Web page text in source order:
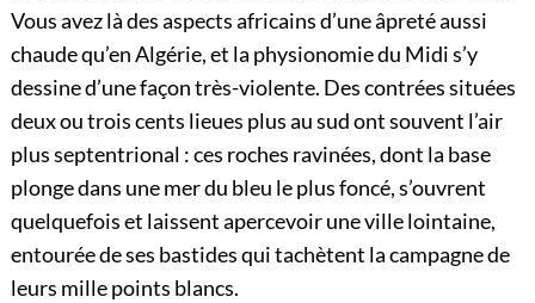
Vous avez là des aspects africains d’une âpreté aussi
chaude qu’en Algérie, et la physionomie du Midi s’y
dessine d’une façon très-violente. Des contrées situées
deux ou trois cents lieues plus au sud ont souvent l’air
plus septentrional : ces roches ravinées, dont la base
plonge dans une mer du bleu le plus foncé, s’ouvrent
quelquefois et laissent apercevoir une ville lointaine,
entourée de ses bastides qui tachètent la campagne de
leurs mille points blancs.